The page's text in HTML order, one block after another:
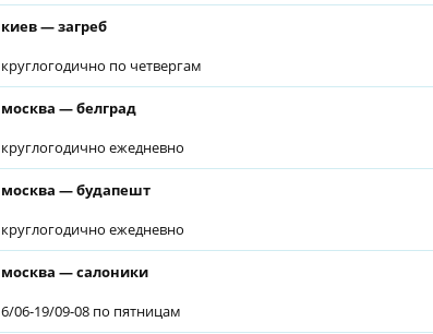
киев — загреб
круглогодично по четвергам
москва — белград
круглогодично ежедневно
москва — будапешт
круглогодично ежедневно
москва — салоники
6/06-19/09-08 по пятницам